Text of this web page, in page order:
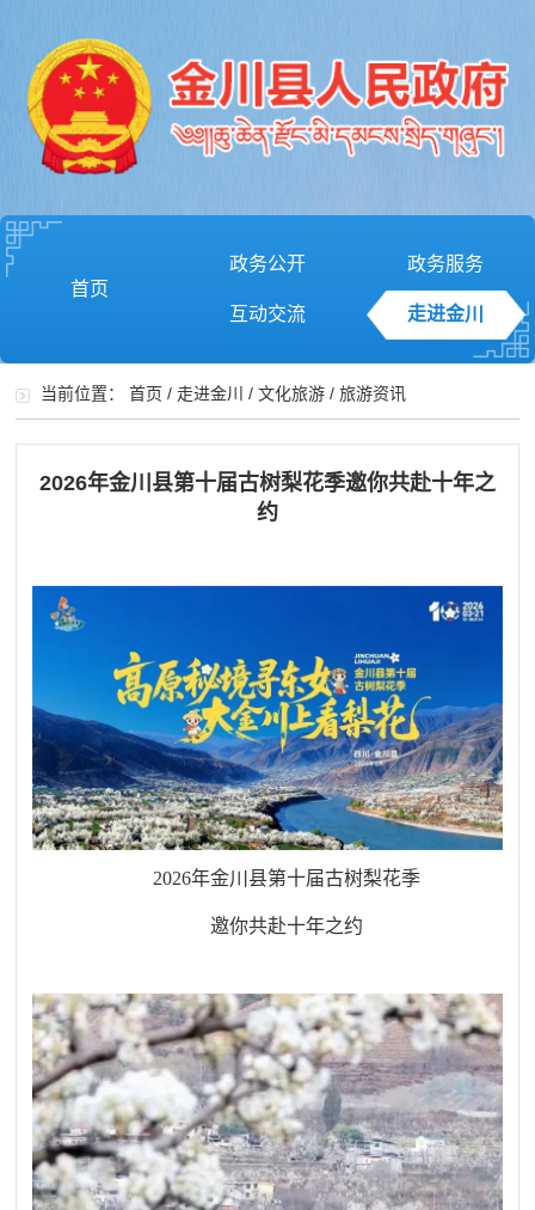
首页
政务公开 政务服务
互动交流 走进金川
当前位置：首页 /走进金川 /文化旅游 /旅游资讯
2026年金川县第十届古树梨花季邀你共赴十年之
约
2026年金川县第十届古树梨花季
邀你共赴十年之约